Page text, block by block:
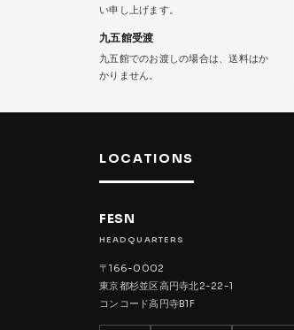
い申し上げます。
九五館受渡
九五館でのお渡しの場合は、送料はか
かりません。
LOCATIONS
FESN
HEADQUARTERS
〒166-0002
東京都杉並区高円寺北2-22-1
コンコード高円寺B1F